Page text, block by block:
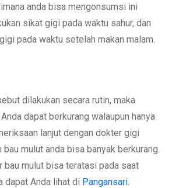
anda bisa mengonsumsi ini
sikat gigi pada waktu sahur, dan
pada waktu setelah makan malam.
dilakukan secara rutin, maka
dapat berkurang walaupun hanya
lanjut dengan dokter gigi
mulut anda bisa banyak berkurang.
bau mulut bisa teratasi pada saat
dapat Anda lihat di Pangansari.